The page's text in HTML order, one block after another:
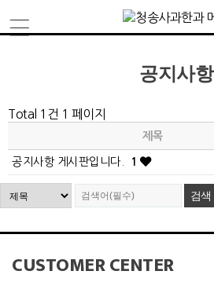
공지사항
Total 1건 1 페이지
제목
공지사항 게시판입니다. 1
CUSTOMER CENTER